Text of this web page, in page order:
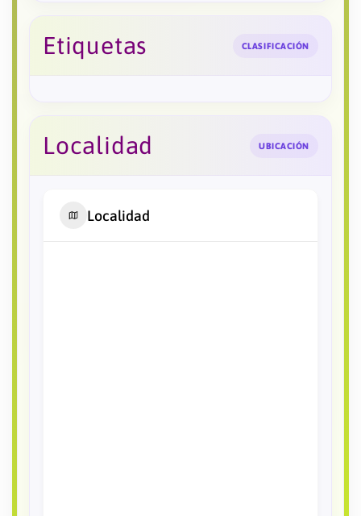
Etiquetas CLASIFICACIÓN
Localidad UBICACIÓN
Localidad